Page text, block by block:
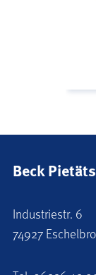
Beck
Industriestr. 6
74927